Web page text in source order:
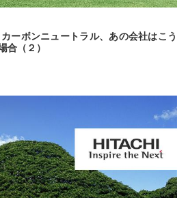
ーボンニュートラル、あの会社はこう
合（２）